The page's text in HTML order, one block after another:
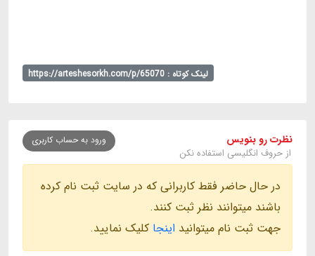
لینک کوتاه : https://arteshesorkh.com/p/65070
نظرت رو بنویس
از حروف انگلیسی استفاده نکن
ورود به حساب کاربری
در حال حاضر فقط کاربرانی که در سایت ثبت نام کرده
باشند میتوانند نظر ثبت کنند.
جهت ثبت نام میتوانید اینجا کلیک نمایید.